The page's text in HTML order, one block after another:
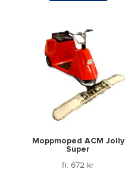
Moppmoped ACM Jolly
Super
fr.672 kr